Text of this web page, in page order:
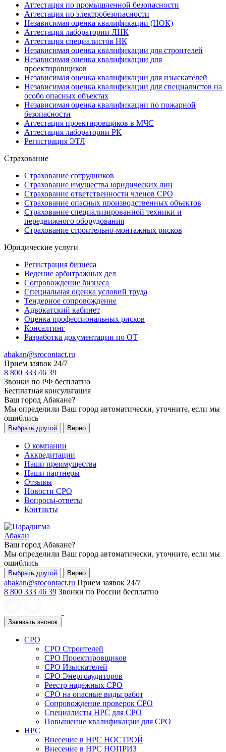
Аттестация по промышленной безопасности
Аттестация по электробезопасности
Независимая оценка квалификации (НОК)
Аттестация лаборатории ЛНК
Аттестация специалистов НК
Независимая оценка квалификации для строителей
Независимая оценка квалификации для
проектировщиков
Независимая оценка квалификации для изыскателей
Независимая оценка квалификации для специалистов на
особо опасных объектах
Независимая оценка квалификации по пожарной
безопасности
Аттестация проектировщиков в МЧС
Аттестация лаборатории РК
Регистрация ЭТЛ
Страхование
Страхование сотрудников
Страхование имущества юридических лиц
Страхование ответственности членов СРО
Страхование опасных производственных объектов
Страхование специализированной техники и
передвижного оборудования
Страхование строительно-монтажных рисков
Юридические услуги
Регистрация бизнеса
Ведение арбитражных дел
Сопровождение бизнеса
Специальная оценка условий труда
Тендерное сопровождение
Адвокатский кабинет
Оценка профессиональных рисков
Консалтинг
Разработка документации по ОТ
abakan@srocontact.ru
Прием заявок 24/7
8 800 333 46 39
Звонки по РФ бесплатно
Бесплатная консультация
Ваш город Абакане?
Мы определили Ваш город автоматически, уточните, если мы
ошиблись
Выбрать другой Верно
О компании
Аккредитации
Наши преимущества
Наши партнеры
Отзывы
Новости СРО
Вопросы-ответы
Контакты
Абакан
Ваш город Абакане?
Мы определили Ваш город автоматически, уточните, если мы
ошиблись
Выбрать другой Верно
abakan@srocontact.ru Прием заявок 24/7
8 800 333 46 39 Звонки по России бесплатно
Заказать звонок
СРО
СРО Строителей
СРО Проектировщиков
СРО Изыскателей
СРО Энергоаудиторов
Реестр надежных СРО
СРО на опасные виды работ
Сопровождение проверок СРО
Специалисты НРС для СРО
Повышение квалификации для СРО
НРС
Внесение в НРС НОСТРОЙ
Внесение в НРС НОПРИЗ